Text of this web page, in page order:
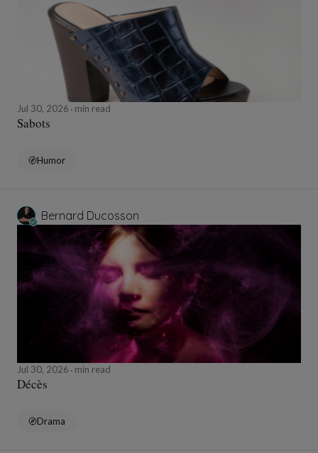
Jul 30, 2026 min read
Sabots
Humor
Bernard Ducosson
Jul 30, 2026 min read
Décès
Drama